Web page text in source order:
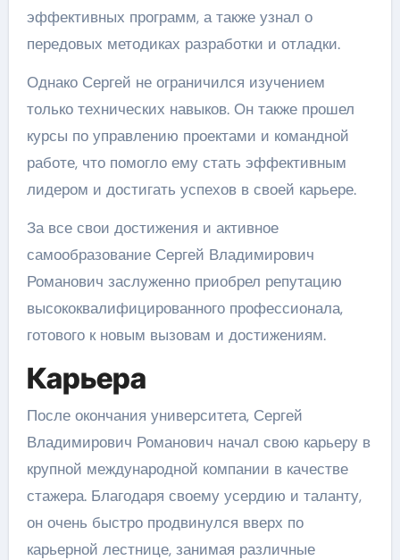
эффективных программ, а также узнал о
передовых методиках разработки и отладки.
Однако Сергей не ограничился изучением
только технических навыков. Он также прошел
курсы по управлению проектами и командной
работе, что помогло ему стать эффективным
лидером и достигать успехов в своей карьере.
За все свои достижения и активное
самообразование Сергей Владимирович
Романович заслуженно приобрел репутацию
высококвалифицированного профессионала,
готового к новым вызовам и достижениям.
Карьера
После окончания университета, Сергей
Владимирович Романович начал свою карьеру в
крупной международной компании в качестве
стажера. Благодаря своему усердию и таланту,
он очень быстро продвинулся вверх по
карьерной лестнице, занимая различные